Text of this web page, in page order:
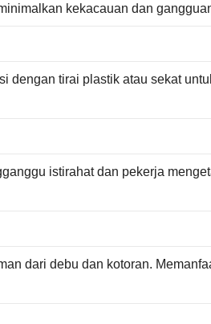
kekacauan dan
dengan tirai plastik atau sekat
istirahat dan pekerja
dari debu dan kotoran.